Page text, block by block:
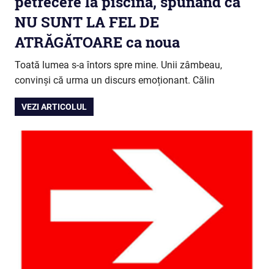
NU SUNT LA FEL DE
ATRĂGĂTOARE ca noua
Toată lumea s-a întors spre mine. Unii zâmbeau,
convinși că urma un discurs emoționant. Călin
VEZI ARTICOLUL